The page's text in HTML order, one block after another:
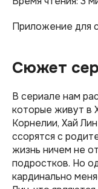
Приложение для
Сюжет
В сериале нам
которые живут в
Корнелии, Хай
ссорятся с
жизнь ничем не
подростков. Но
кардинально